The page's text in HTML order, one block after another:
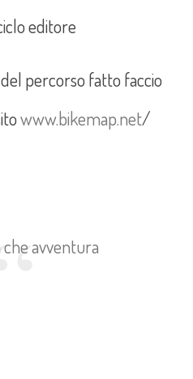
editore
percorso fatto faccio
www.bikemap.net/
che avventura